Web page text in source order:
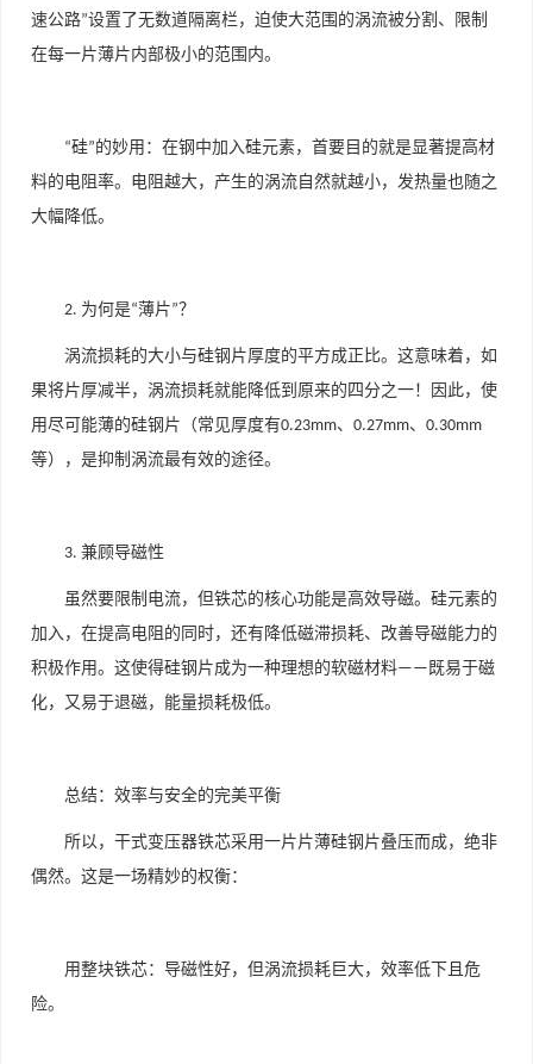
速公路”设置了无数道隔离栏，迫使大范围的涡流被分割、限制
在每一片薄片内部极小的范围内。
“硅”的妙用：在钢中加入硅元素，首要目的就是显著提高材
料的电阻率。电阻越大，产生的涡流自然就越小，发热量也随之
大幅降低。
2. 为何是“薄片”？
涡流损耗的大小与硅钢片厚度的平方成正比。这意味着，如
果将片厚减半，涡流损耗就能降低到原来的四分之一！因此，使
用尽可能薄的硅钢片（常见厚度有0.23mm、 0.27mm、 0.30mm
等），是抑制涡流最有效的途径。
3. 兼顾导磁性
虽然要限制电流，但铁芯的核心功能是高效导磁。硅元素的
加入，在提高电阻的同时，还有降低磁滞损耗、改善导磁能力的
积极作用。这使得硅钢片成为一种理想的软磁材料—— 既易于磁
化，又易于退磁，能量损耗极低。
总结：效率与安全的完美平衡
所以，干式变压器铁芯采用一片片薄硅钢片叠压而成，绝非
偶然。这是一场精妙的权衡：
用整块铁芯：导磁性好，但涡流损耗巨大，效率低下且危
险。